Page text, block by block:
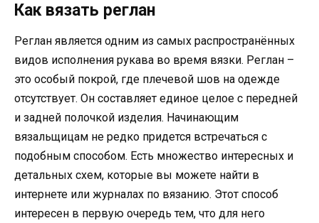
Как вязать реглан
Реглан является одним из самых распространённых
видов исполнения рукава во время вязки. Реглан –
это особый покрой, где плечевой шов на одежде
отсутствует. Он составляет единое целое с передней
и задней полочкой изделия. Начинающим
вязальщицам не редко придется встречаться с
подобным способом. Есть множество интересных и
детальных схем, которые вы можете найти в
интернете или журналах по вязанию. Этот способ
интересен в первую очередь тем, что для него